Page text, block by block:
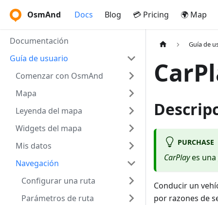
OsmAnd Docs Blog 💳 Pricing 🌍 Map
Documentación
Guía de usuario
Comenzar con OsmAnd
Mapa
Leyenda del mapa
Widgets del mapa
Mis datos
Navegación
Configurar una ruta
Parámetros de ruta
Guía de
PURCHASE
CarPlayes una
Conducir un
por razones de